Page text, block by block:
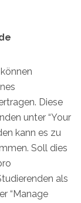
Diese
unter “Your
kann es zu
Soll dies
als
“Manage